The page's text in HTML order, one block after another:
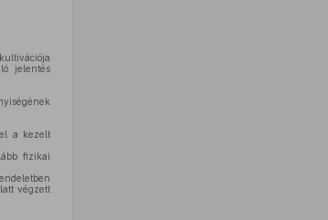
jelentés
a kezelt
fizikai
végzett